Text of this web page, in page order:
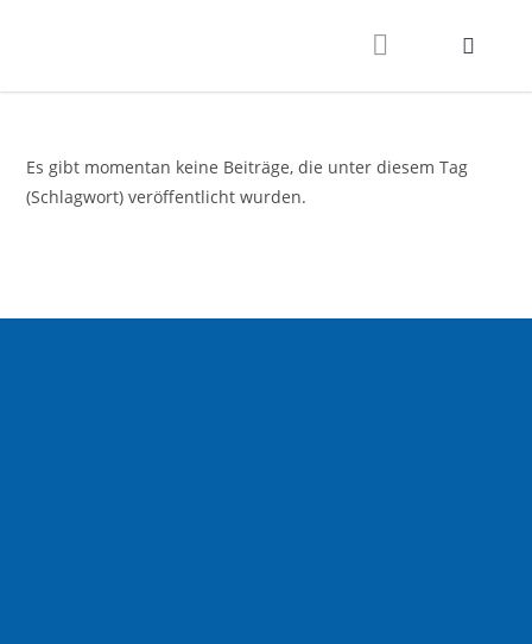
Es gibt momentan keine Beiträge, die unter diesem Tag
(Schlagwort) veröffentlicht wurden.